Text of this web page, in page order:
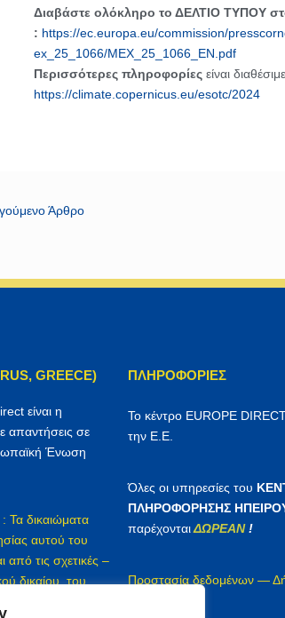
Διαβάστε ολόκληρο το ΔΕΛΤΙΟ ΤΥΠΟΥ
: https://ec.europa.eu/commission/
ex_25_1066/MEX_25_1066_EN.pdf
Περισσότερες πληροφορίεςείναι
https://climate.copernicus.eu/esotc/2024
Άρθρο
GREECE)
είναι η
απαντήσεις σε
Ένωση
: Τα δικαιώματα
αυτού του
από τις σχετικές –
δικαίου, του
συμβάσεων
ΠΛΗΡΟΦΟΡΊΕΣ
Το κέντρο EUROPE
την Ε.Ε.
Όλες οι υπηρεσίες του
ΠΛΗΡΟΦΟΡΗΣΗΣ ΗΠΕΙΡΟΥ
παρέχονταιΔΩΡΕΑΝ!
Προστασία δεδομένων —